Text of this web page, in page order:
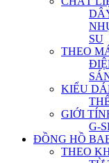
SU
THEO
KIỂU
GIỚI
G-
ĐỒNG HỒ
THEO